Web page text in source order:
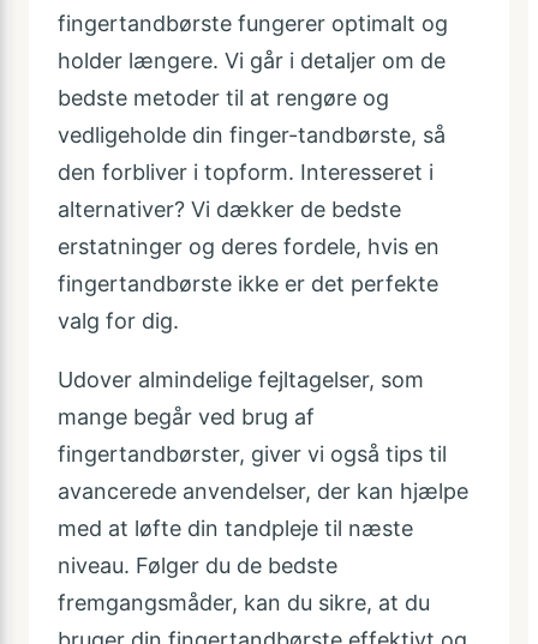
fingertandbørste fungerer optimalt og
holder længere. Vi går i detaljer om de
bedste metoder til at rengøre og
vedligeholde din finger-tandbørste, så
den forbliver i topform. Interesseret i
alternativer? Vi dækker de bedste
erstatninger og deres fordele, hvis en
fingertandbørste ikke er det perfekte
valg for dig.
Udover almindelige fejltagelser, som
mange begår ved brug af
fingertandbørster, giver vi også tips til
avancerede anvendelser, der kan hjælpe
med at løfte din tandpleje til næste
niveau. Følger du de bedste
fremgangsmåder, kan du sikre, at du